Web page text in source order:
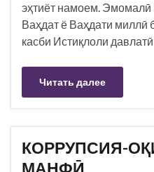
эҳтиёт намоем.
Ваҳдат ё Ваҳдати миллӣ
касби Истиқлоли
Читать далее
КОРРУПСИЯ-
МАНФӢ